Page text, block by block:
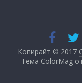
Копирайт © 2017
Тема ColorMag